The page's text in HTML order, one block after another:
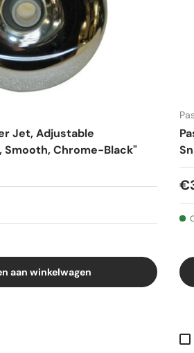
Jet, Adjustable
Smooth, Chrome-Black"
aan winkelwagen